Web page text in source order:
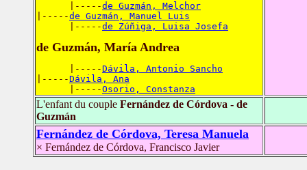
      |-----
de Guzmán, Melchor
|-----de Guzmán, Manuel Luis
      |-----
de Zúñiga, Luisa Josefa
de Guzmán, María Andrea
      |-----
Dávila, Antonio Sancho
|-----Dávila, Ana
      |-----
Osorio, Constanza
L'enfant du couple Fernández de Córdova - de
Guzmán
Fernández de Córdova, Teresa Manuela
× Fernández de Córdova, Francisco Javier